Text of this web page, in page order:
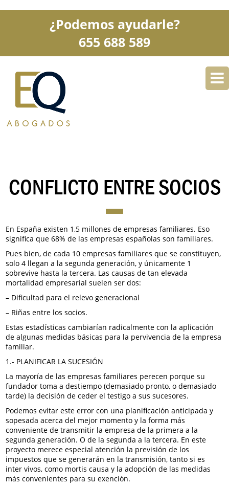
¿Podemos ayudarle?
655 688 589
CONFLICTO ENTRE SOCIOS
En España existen 1,5 millones de empresas familiares. Eso
significa que 68% de las empresas españolas son familiares.
Pues bien, de cada 10 empresas familiares que se constituyen,
solo 4 llegan a la segunda generación, y únicamente 1
sobrevive hasta la tercera. Las causas de tan elevada
mortalidad empresarial suelen ser dos:
– Dificultad para el relevo generacional
– Riñas entre los socios.
Estas estadísticas cambiarían radicalmente con la aplicación
de algunas medidas básicas para la pervivencia de la empresa
familiar.
1.- PLANIFICAR LA SUCESIÓN
La mayoría de las empresas familiares perecen porque su
fundador toma a destiempo (demasiado pronto, o demasiado
tarde) la decisión de ceder el testigo a sus sucesores.
Podemos evitar este error con una planificación anticipada y
sopesada acerca del mejor momento y la forma más
conveniente de transmitir la empresa de la primera a la
segunda generación. O de la segunda a la tercera. En este
proyecto merece especial atención la previsión de los
impuestos que se generarán en la transmisión, tanto si es
inter vivos, como mortis causa y la adopción de las medidas
más convenientes para su exención.